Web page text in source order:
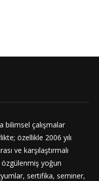
bilimsel çalışmalar
özellikle 2006 yılı
ve karşılaştırmalı
özgülenmiş yoğun
sertifika, seminer,